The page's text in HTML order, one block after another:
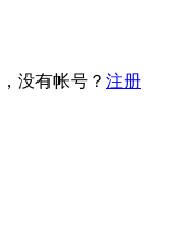
没有帐号？ 注册